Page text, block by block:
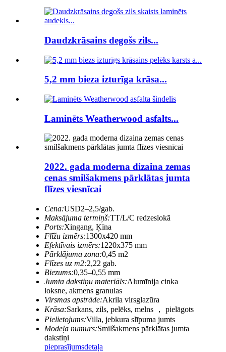
Daudzkrāsains degošs zils...
5,2 mm bieza izturīga krāsa...
Laminēts Weatherwood asfalts...
2022. gada moderna dizaina zemas
cenas smilšakmens pārklātas jumta
flīzes viesnīcai
Cena:USD2–2,5/gab.
Maksājuma termiņš:TT/L/C redzeslokā
Ports:Xingang, Ķīna
Flīžu izmērs:1300x420 mm
Efektīvais izmērs:1220x375 mm
Pārklājuma zona:0,45 m2
Flīzes uz m2:2,22 gab.
Biezums:0,35–0,55 mm
Jumta dakstiņu materiāls:Alumīnija cinka
loksne, akmens granulas
Virsmas apstrāde:Akrila virsglazūra
Krāsa:Sarkans, zils, pelēks, melns ， pielāgots
Pielietojums:Villa, jebkura slīpuma jumts
Modeļa numurs:Smilšakmens pārklātas jumta
dakstiņi
pieprasījumsdetaļa